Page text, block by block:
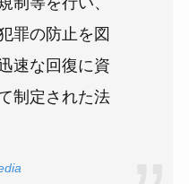
罪の防止を図
速な回復に資
制定された法